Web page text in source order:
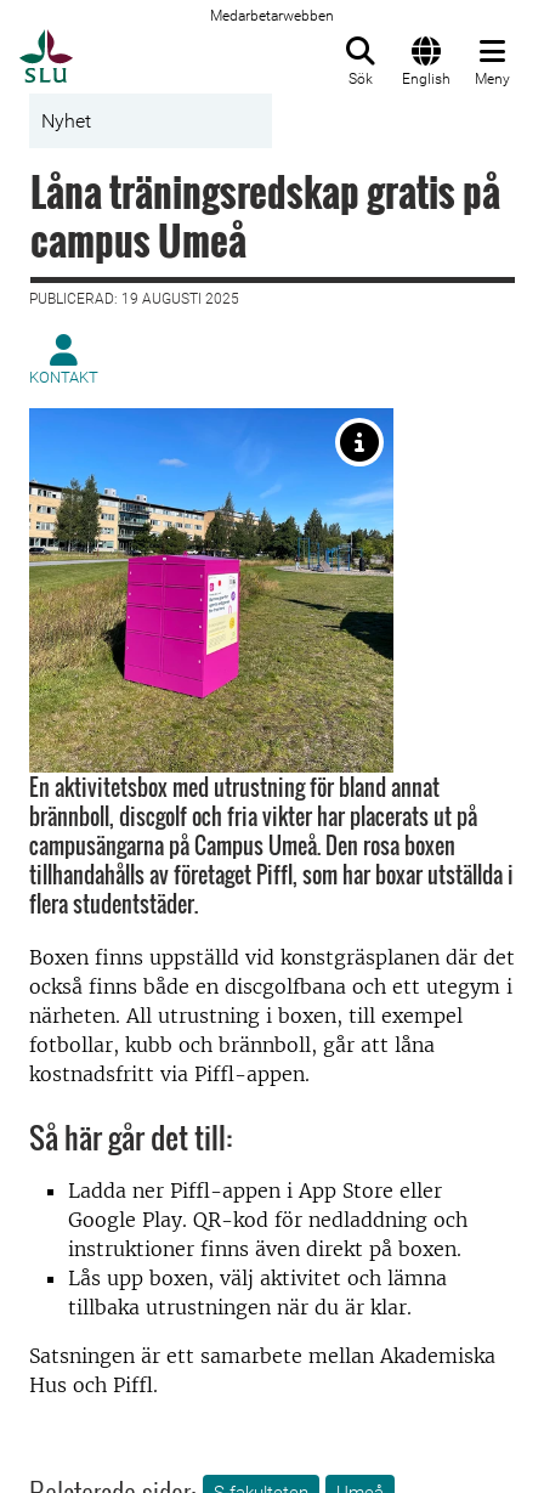
Medarbetarwebben
Sök English Meny
Nyhet
Låna träningsredskap gratis på
campus Umeå
PUBLICERAD: 19 AUGUSTI 2025
KONTAKT
En aktivitetsbox med utrustning för bland annat
brännboll, discgolf och fria vikter har placerats ut på
campusängarna på Campus Umeå. Den rosa boxen
tillhandahålls av företaget Piffl, som har boxar utställda i
flera studentstäder.
Boxen finns uppställd vid konstgräsplanen där det
också finns både en discgolfbana och ett utegym i
närheten. All utrustning i boxen, till exempel
fotbollar, kubb och brännboll, går att låna
kostnadsfritt via Piffl-appen.
Så här går det till:
Ladda ner Piffl-appen i App Store eller
Google Play. QR-kod för nedladdning och
instruktioner finns även direkt på boxen.
Lås upp boxen, välj aktivitet och lämna
tillbaka utrustningen när du är klar.
Satsningen är ett samarbete mellan Akademiska
Hus och Piffl.